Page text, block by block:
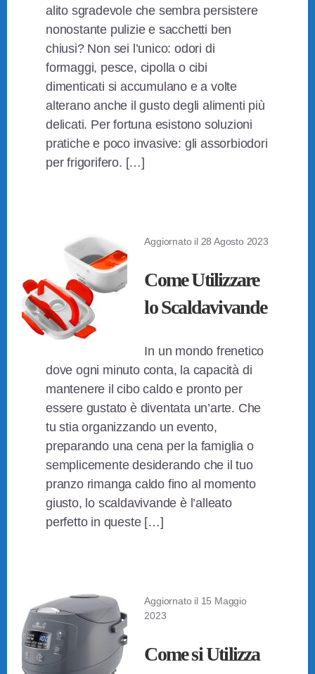
alito sgradevole che sembra persistere
nonostante pulizie e sacchetti ben
chiusi? Non sei l’unico: odori di
formaggi, pesce, cipolla o cibi
dimenticati si accumulano e a volte
alterano anche il gusto degli alimenti più
delicati. Per fortuna esistono soluzioni
pratiche e poco invasive: gli assorbiodori
per frigorifero. […]
Aggiornato il 28 Agosto 2023
Come Utilizzare
lo Scaldavivande
In un mondo frenetico
dove ogni minuto conta, la capacità di
mantenere il cibo caldo e pronto per
essere gustato è diventata un’arte. Che
tu stia organizzando un evento,
preparando una cena per la famiglia o
semplicemente desiderando che il tuo
pranzo rimanga caldo fino al momento
giusto, lo scaldavivande è l’alleato
perfetto in queste […]
Aggiornato il 15 Maggio
2023
Come si Utilizza